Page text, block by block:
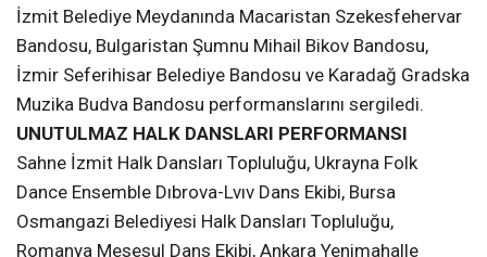
İzmit Belediye Meydanında Macaristan Szekesfehervar
Bandosu, Bulgaristan Şumnu Mihail Bikov Bandosu,
İzmir Seferihisar Belediye Bandosu ve Karadağ Gradska
Muzika Budva Bandosu performanslarını sergiledi.
UNUTULMAZ HALK DANSLARI PERFORMANSI
Sahne İzmit Halk Dansları Topluluğu, Ukrayna Folk
Dance Ensemble Dıbrova-Lvıv Dans Ekibi, Bursa
Osmangazi Belediyesi Halk Dansları Topluluğu,
Romanya Mesesul Dans Ekibi, Ankara Yenimahalle